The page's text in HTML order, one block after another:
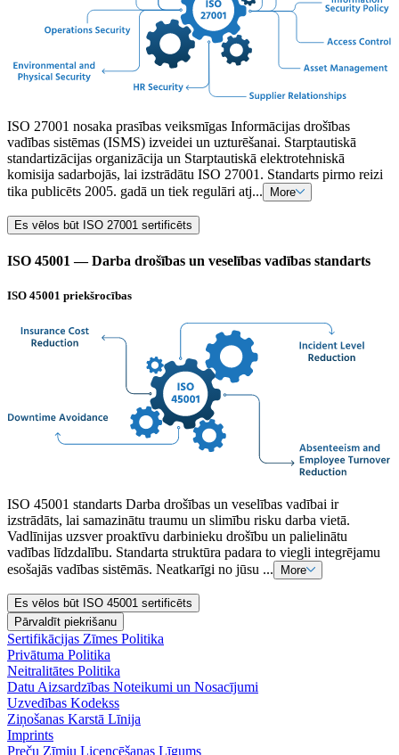
ISO 27001 nosaka prasības veiksmīgas Informācijas drošības
vadības sistēmas (ISMS) izveidei un uzturēšanai. Starptautiskā
standartizācijas organizācija un Starptautiskā elektrotehniskā
komisija sadarbojās, lai izstrādātu ISO 27001. Standarts pirmo reizi
tika publicēts 2005. gadā un tiek regulāri atj...
More
Es vēlos būt ISO 27001 sertificēts
ISO 45001 — Darba drošības un veselības vadības standarts
ISO 45001 priekšrocības
ISO 45001 standarts Darba drošības un veselības vadībai ir
izstrādāts, lai samazinātu traumu un slimību risku darba vietā.
Vadlīnijas uzsver proaktīvu darbinieku drošību un palielinātu
vadības līdzdalību. Standarta struktūra padara to viegli integrējamu
esošajās vadības sistēmās. Neatkarīgi no jūsu ...
More
Es vēlos būt ISO 45001 sertificēts
Pārvaldīt piekrišanu
Sertifikācijas Zīmes Politika
Privātuma Politika
Neitralitātes Politika
Datu Aizsardzības Noteikumi un Nosacījumi
Uzvedības Kodekss
Ziņošanas Karstā Līnija
Imprints
Preču Zīmju Licencēšanas Līgums